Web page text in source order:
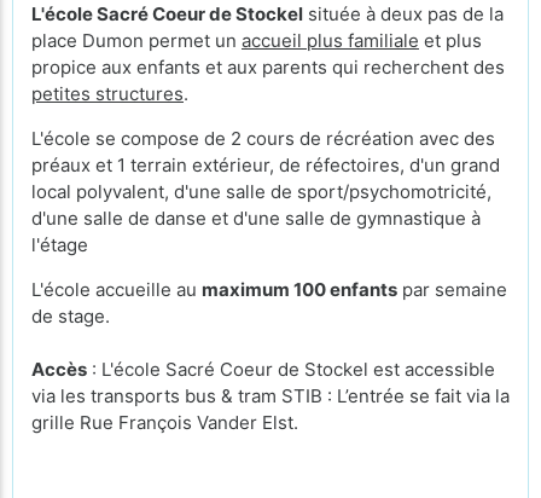
L'école Sacré Coeur de Stockel située à deux pas de la
place Dumon permet un accueil plus familiale et plus
propice aux enfants et aux parents qui recherchent des
petites structures.
L'école se compose de 2 cours de récréation avec des
préaux et 1 terrain extérieur, de réfectoires, d'un grand
local polyvalent, d'une salle de sport/psychomotricité,
d'une salle de danse et d'une salle de gymnastique à
l'étage
L'école accueille au maximum 100 enfants par semaine
de stage.
Accès : L'école Sacré Coeur de Stockel est accessible
via les transports bus & tram STIB : L’entrée se fait via la
grille Rue François Vander Elst.